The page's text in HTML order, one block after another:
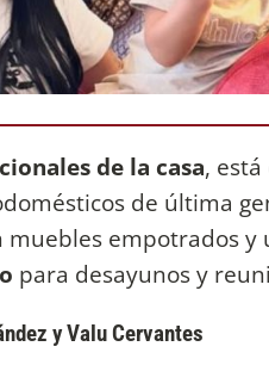
de la casa,
de última
empotrados y
para desayunos y
y Valu Cervantes